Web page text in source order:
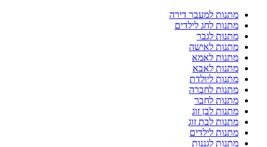
מתנות למעבר דירה
מתנות לחג לילדים
מתנות לגבר
מתנות לאישה
מתנות לאמא
מתנות לאבא
מתנות ליולדת
מתנות לחברה
מתנות לחבר
מתנות לבן זוג
מתנות לבת זוג
מתנות לילדים
מתנות לגננות